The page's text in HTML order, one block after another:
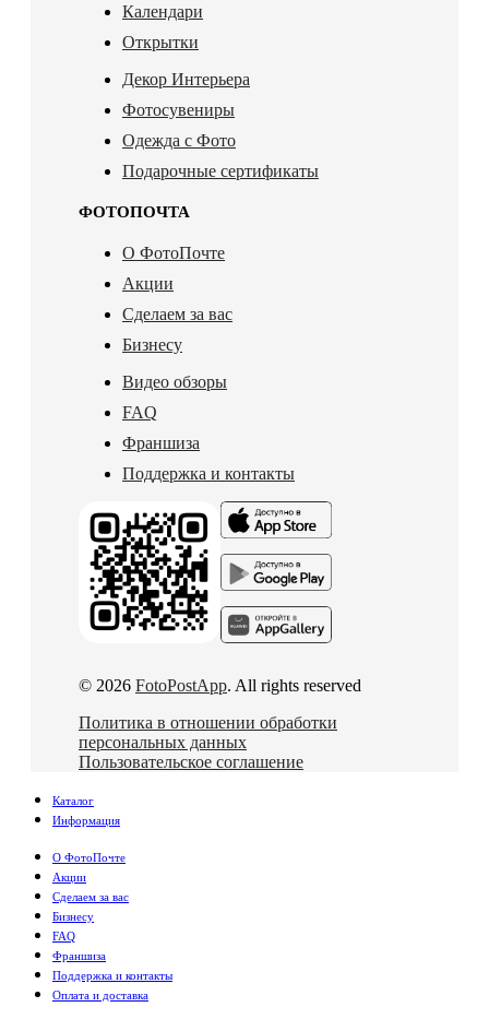
Календари
Открытки
Декор Интерьера
Фотосувениры
Одежда с Фото
Подарочные сертификаты
ФОТОПОЧТА
О ФотоПочте
Акции
Сделаем за вас
Бизнесу
Видео обзоры
FAQ
Франшиза
Поддержка и контакты
© 2026 FotoPostApp. All rights reserved
Политика в отношении обработки
персональных данных
Пользовательское соглашение
Каталог
Информация
О ФотоПочте
Акции
Сделаем за вас
Бизнесу
FAQ
Франшиза
Поддержка и контакты
Оплата и доставка